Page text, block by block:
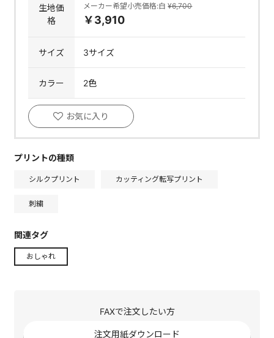
生地価
格
メーカー希望小売価格:白¥6,700
￥3,910
サイズ 3サイズ
カラー 2色
お気に入り
プリントの種類
シルクプリント カッティング転写プリント
刺繍
関連タグ
おしゃれ
FAXで注文したい方
注文用紙ダウンロード